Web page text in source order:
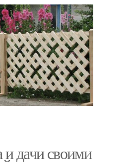
и дачи своими